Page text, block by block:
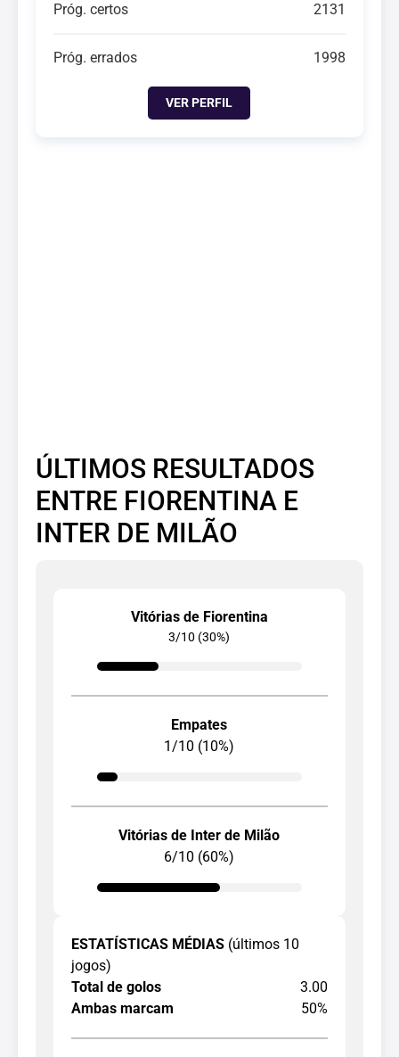
Próg. certos 2131
Próg. errados 1998
VER PERFIL
ÚLTIMOS RESULTADOS
ENTRE FIORENTINA E
INTER DE MILÃO
Vitórias de Fiorentina
3/10 (30%)
Empates
1/10 (10%)
Vitórias de Inter de Milão
6/10 (60%)
ESTATÍSTICAS MÉDIAS (últimos 10
jogos)
Total de golos
3.00
Ambas marcam
50%